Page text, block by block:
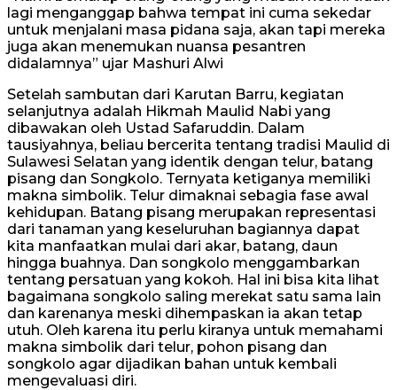
lagi menganggap bahwa tempat ini cuma sekedar
untuk menjalani masa pidana saja, akan tapi mereka
juga akan menemukan nuansa pesantren
didalamnya” ujar Mashuri Alwi
Setelah sambutan dari Karutan Barru, kegiatan
selanjutnya adalah Hikmah Maulid Nabi yang
dibawakan oleh Ustad Safaruddin. Dalam
tausiyahnya, beliau bercerita tentang tradisi Maulid di
Sulawesi Selatan yang identik dengan telur, batang
pisang dan Songkolo. Ternyata ketiganya memiliki
makna simbolik. Telur dimaknai sebagia fase awal
kehidupan. Batang pisang merupakan representasi
dari tanaman yang keseluruhan bagiannya dapat
kita manfaatkan mulai dari akar, batang, daun
hingga buahnya. Dan songkolo menggambarkan
tentang persatuan yang kokoh. Hal ini bisa kita lihat
bagaimana songkolo saling merekat satu sama lain
dan karenanya meski dihempaskan ia akan tetap
utuh. Oleh karena itu perlu kiranya untuk memahami
makna simbolik dari telur, pohon pisang dan
songkolo agar dijadikan bahan untuk kembali
mengevaluasi diri.